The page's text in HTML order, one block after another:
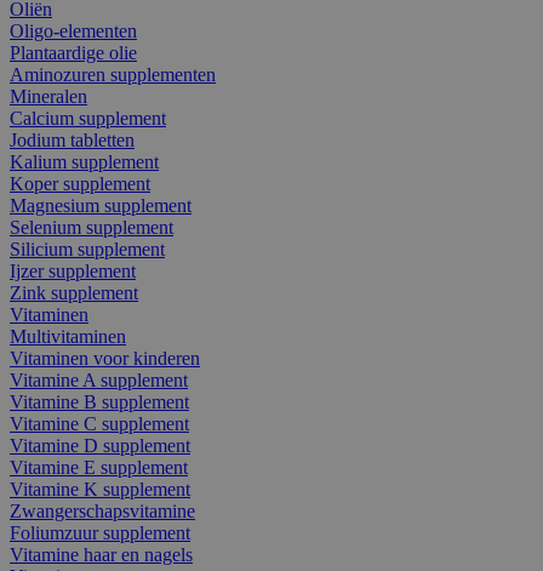
Oliën
Oligo-elementen
Plantaardige olie
Aminozuren supplementen
Mineralen
Calcium supplement
Jodium tabletten
Kalium supplement
Koper supplement
Magnesium supplement
Selenium supplement
Silicium supplement
Ijzer supplement
Zink supplement
Vitaminen
Multivitaminen
Vitaminen voor kinderen
Vitamine A supplement
Vitamine B supplement
Vitamine C supplement
Vitamine D supplement
Vitamine E supplement
Vitamine K supplement
Zwangerschapsvitamine
Foliumzuur supplement
Vitamine haar en nagels